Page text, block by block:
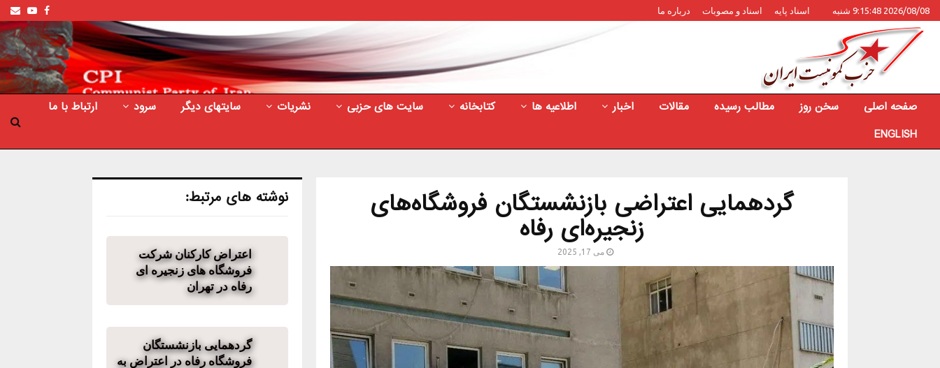
2026/08/08 9:15:48 شنبه اسناد پایه اسناد و مصوبات درباره ما Facebook
صفحه اصلی سخن روز مطالب رسیده مقالات اخبار اطلاعیه ها کتابخانه سایت های حزبی نشریات سایتهای دیگر سرود
ارتباط با ما
ENGLISH
گردهمایی اعتراضی بازنشستگان فروشگاه‌های
زنجیره‌ای رفاه
می 17, 2025
نوشته های مرتبط:
اعتراض کارکنان شرکت
فروشگاه های زنجیره ای
رفاه در تهران
گردهمایی بازنشستگان
فروشگاه رفاه در اعتراض به